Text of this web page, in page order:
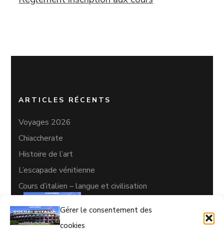
Gérer le consentement des
cookies
ARTICLES RÉCENTS
Voyages 2026
Chiaccherate
Histoire de l’art
L’escapade vénitienne
Cours d’italien – langue et civilisation